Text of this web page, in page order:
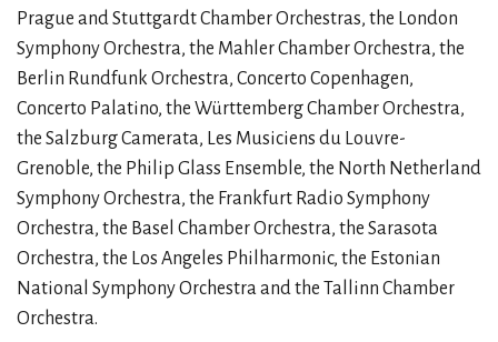
Prague and Stuttgardt Chamber Orchestras, the London
Symphony Orchestra, the Mahler Chamber Orchestra, the
Berlin Rundfunk Orchestra, Concerto Copenhagen,
Concerto Palatino, the Württemberg Chamber Orchestra,
the Salzburg Camerata, Les Musiciens du Louvre-
Grenoble, the Philip Glass Ensemble, the North Netherland
Symphony Orchestra, the Frankfurt Radio Symphony
Orchestra, the Basel Chamber Orchestra, the Sarasota
Orchestra, the Los Angeles Philharmonic, the Estonian
National Symphony Orchestra and the Tallinn Chamber
Orchestra.